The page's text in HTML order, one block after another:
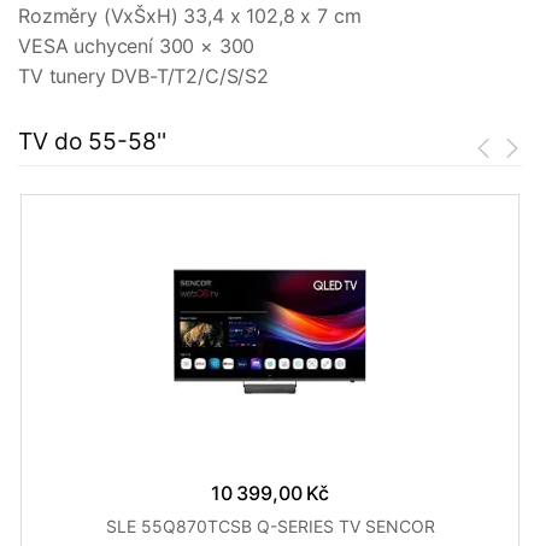
Rozměry (VxŠxH) 33,4 x 102,8 x 7 cm
VESA uchycení 300 × 300
TV tunery DVB-T/T2/C/S/S2
TV do 55-58''
10 399,00 Kč
SLE 55Q870TCSB Q-SERIES TV SENCOR